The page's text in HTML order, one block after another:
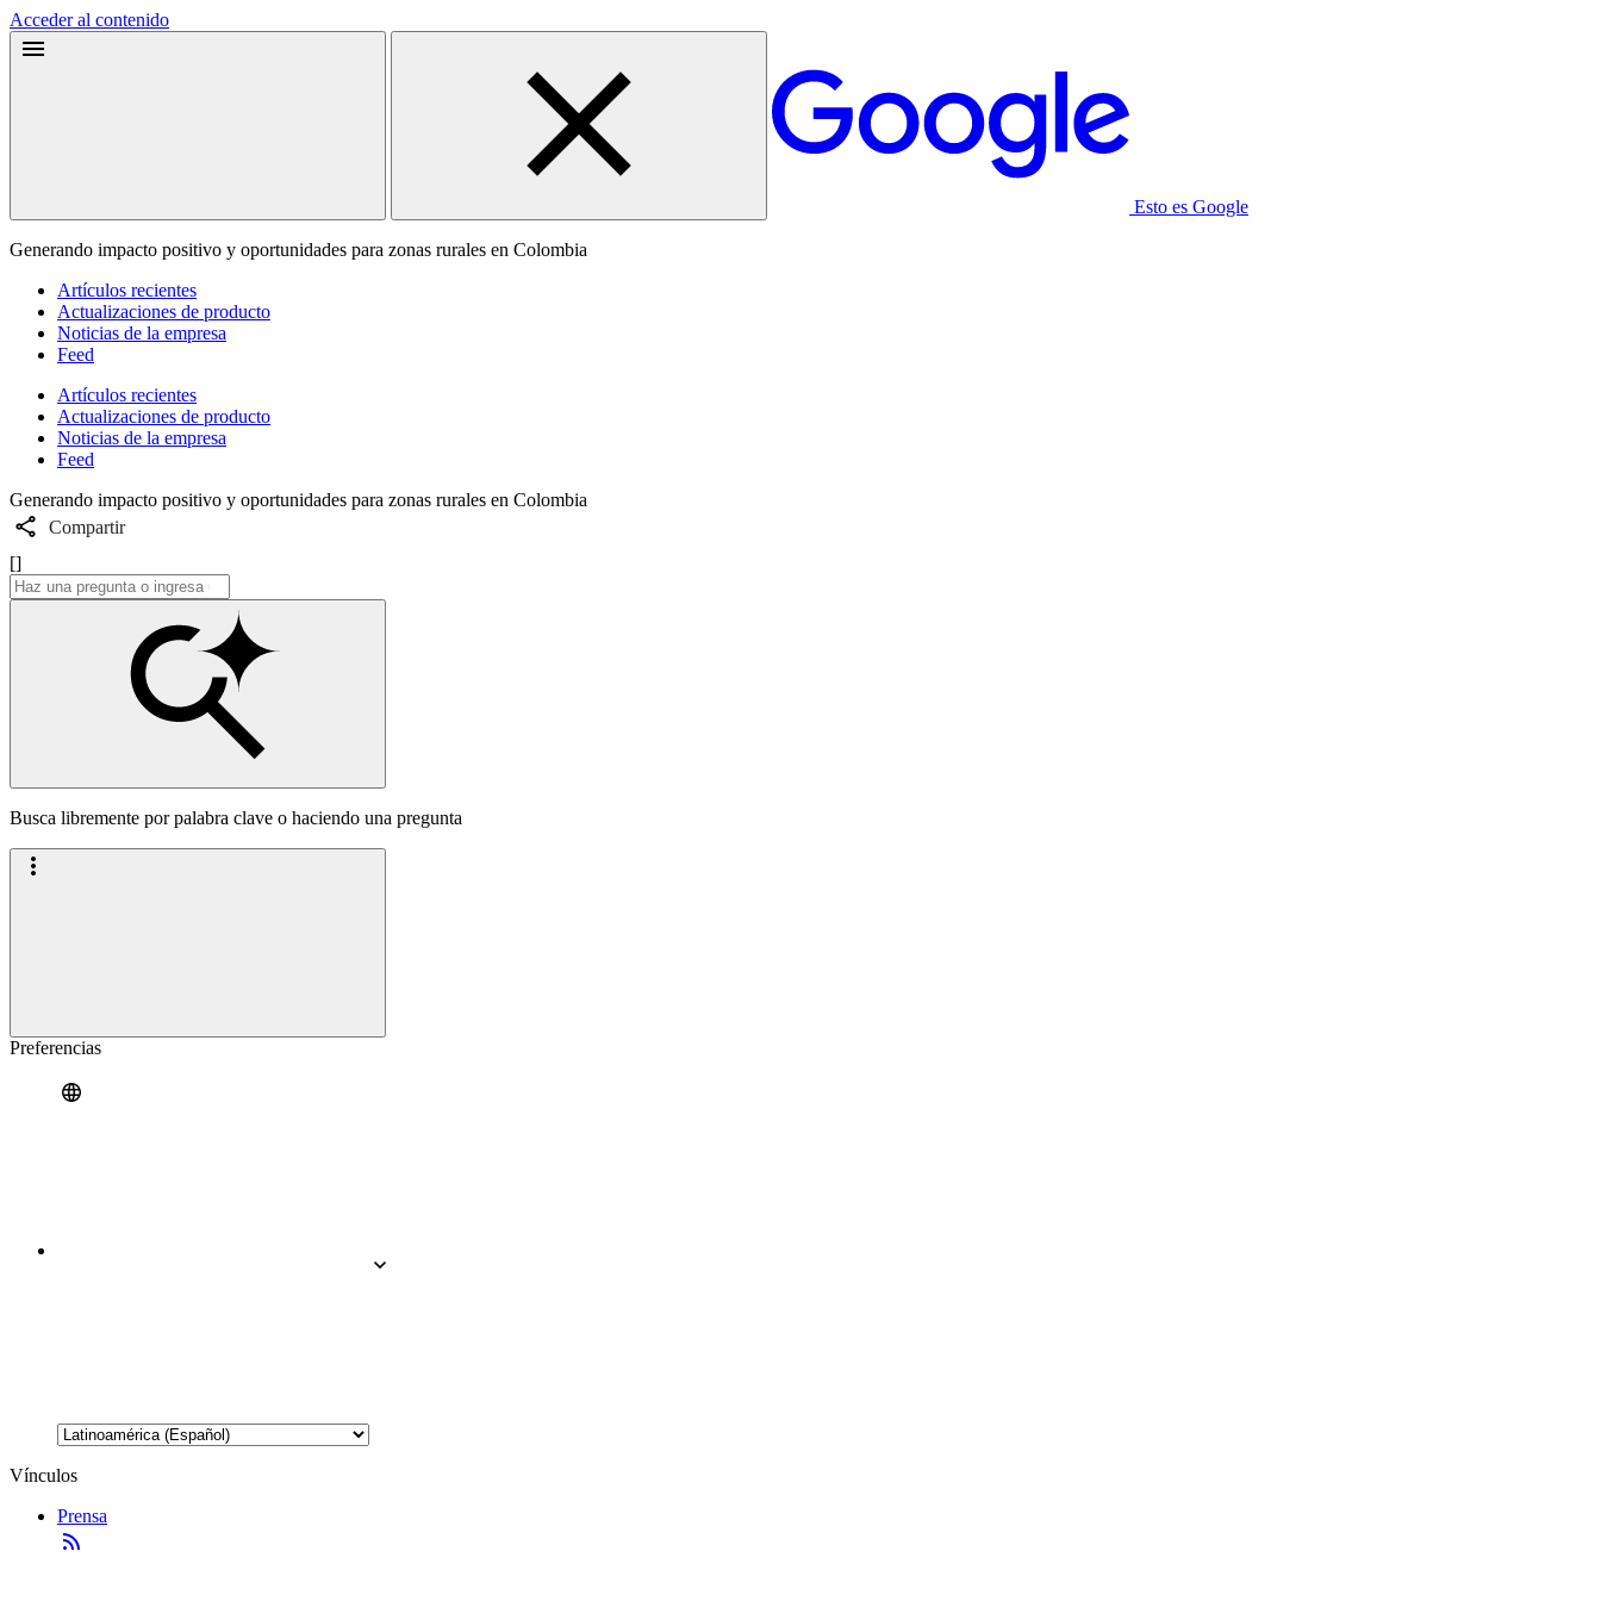
Acceder al contenido
Esto es Google
Generando impacto positivo y oportunidades para zonas rurales en Colombia
Artículos recientes
Actualizaciones de producto
Noticias de la empresa
Feed
Artículos recientes
Actualizaciones de producto
Noticias de la empresa
Feed
Generando impacto positivo y oportunidades para zonas rurales en Colombia
Compartir
[]
Busca libremente por palabra clave o haciendo una pregunta
Preferencias
Vínculos
Prensa